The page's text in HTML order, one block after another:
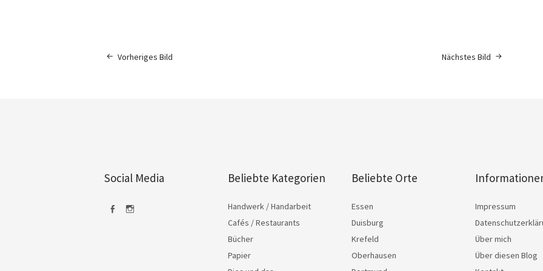
Nächstes Bild
Vorheriges Bild
Social Media Beliebte Kategorien
Handwerk / Handarbeit
Cafés / Restaurants
Bücher
Papier
Beliebte Orte
Essen
Duisburg
Krefeld
Oberhausen
Impressum
Über mich
Über diesen Blog